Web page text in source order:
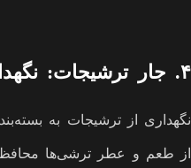
۴. جار ترشیجات: نگهداری از طعم و عطر سنتی
نگهداری از ترشیجات به
از طعم و عطر ترشی‌ها